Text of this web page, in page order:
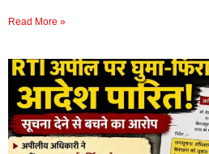
Read More »